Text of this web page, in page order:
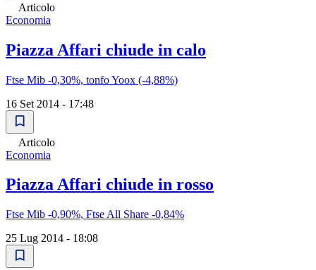
Articolo
Economia
Piazza Affari chiude in calo
Ftse Mib -0,30%, tonfo Yoox (-4,88%)
16 Set 2014 - 17:48
Articolo
Economia
Piazza Affari chiude in rosso
Ftse Mib -0,90%, Ftse All Share -0,84%
25 Lug 2014 - 18:08